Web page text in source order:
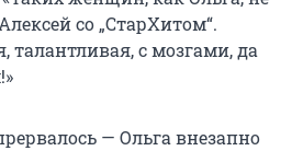
со „СтарХитом“.
талантливая, с мозгами, да
— Ольга внезапно